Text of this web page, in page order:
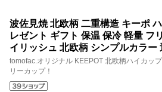
波佐見焼 北欧柄 二重構造 キーポ
レゼント ギフト 保温 保冷 軽量 フ
イリッシュ 北欧柄 シンプルカラー
tomofac.オリジナル KEEPOT 北欧柄ハイカッ
リーカップ！